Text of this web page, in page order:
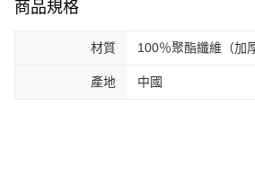
商品規格
材質 100％聚酯纖維（加
產地 中國